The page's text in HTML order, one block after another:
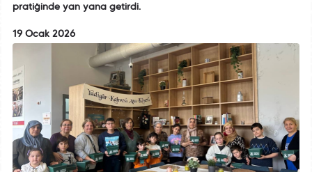
pratiğinde yan yana getirdi.
19 Ocak 2026